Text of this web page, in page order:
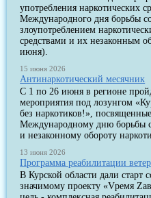
употребления наркотических
Международного дня борьбы
злоупотреблением
средствами и их незаконным
июня).
15 июня 2026
Антинаркотический месячник
С 1 по 26 июня в регионе
мероприятия под лозунгом
без наркотиков!», посвященные
Международному дню борьбы
и незаконному обороту
13 июня 2026
Программа реабилитации
В Курской области дали старт
значимому проекту «Vремя